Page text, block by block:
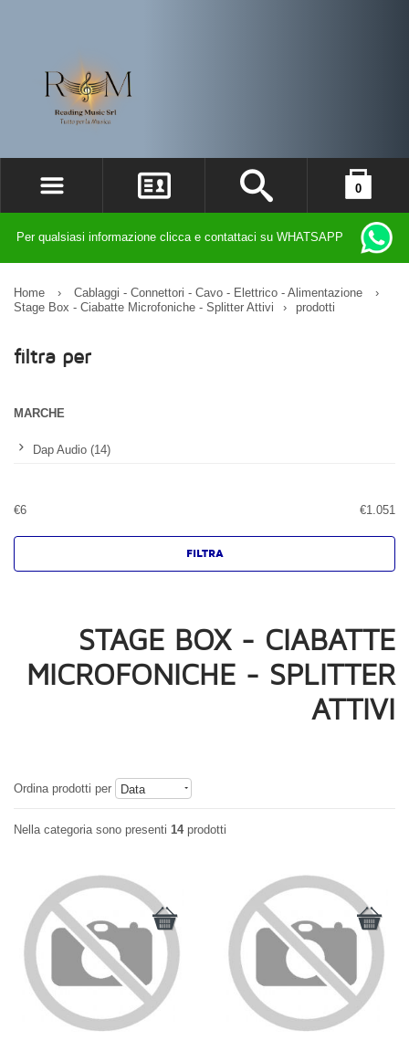
ACCEDI
REGISTRATI
0
Per qualsiasi informazione clicca e contattaci su WHATSAPP
Home › Cablaggi - Connettori - Cavo - Elettrico - Alimentazione
›
Stage Box - Ciabatte Microfoniche - Splitter Attivi
› prodotti
filtra per
MARCHE
Dap Audio (14)
€6 €1.051
STAGE BOX - CIABATTE
MICROFONICHE - SPLITTER
ATTIVI
Ordina prodotti per Data
Nella categoria sono presenti 14prodotti